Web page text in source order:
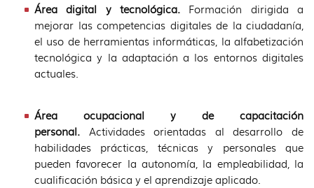
Área digital y tecnológica. Formación dirigida a
mejorar las competencias digitales de la ciudadanía,
el uso de herramientas informáticas, la alfabetización
tecnológica y la adaptación a los entornos digitales
actuales.
Área ocupacional y de capacitación
personal. Actividades orientadas al desarrollo de
habilidades prácticas, técnicas y personales que
pueden favorecer la autonomía, la empleabilidad, la
cualificación básica y el aprendizaje aplicado.